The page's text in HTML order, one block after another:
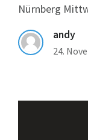
Nürnberg
andy
24.